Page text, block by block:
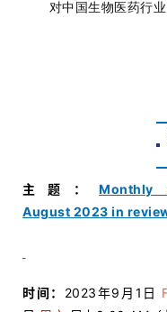
对中国生物医药行业
主题：Monthly
August 2023 in
时间： 2023年9月1日